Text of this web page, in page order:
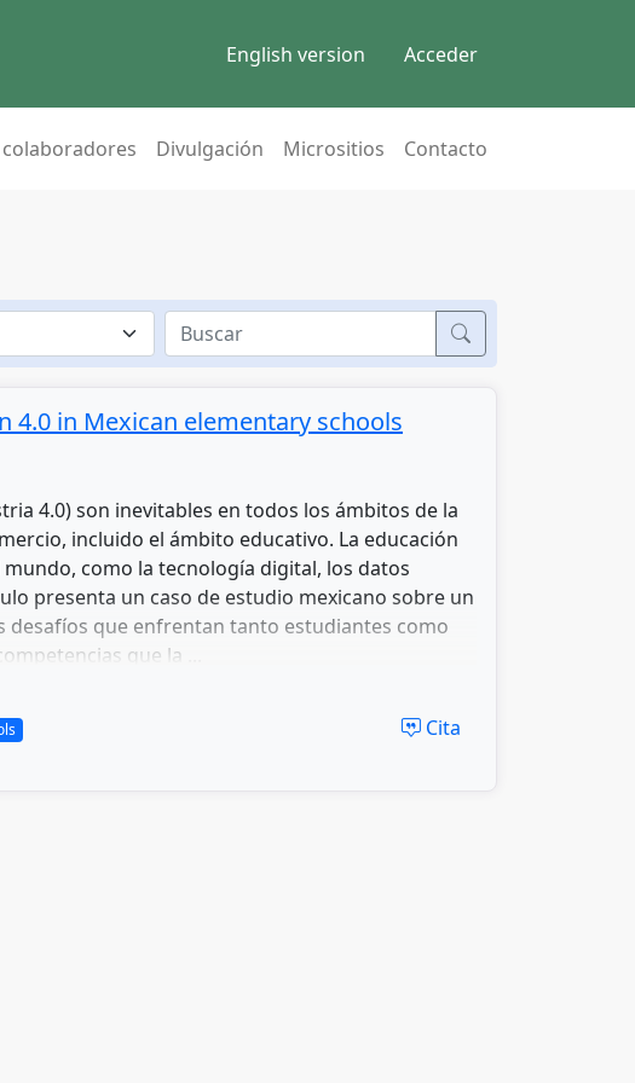
English version Acceder
Divulgación Micrositios Contacto
4.0 in Mexican elementary schools
4.0) son inevitables en todos los ámbitos de la
incluido el ámbito educativo. La educación
como la tecnología digital, los datos
presenta un caso de estudio mexicano sobre un
que enfrentan tanto estudiantes como
que la ...
Cita